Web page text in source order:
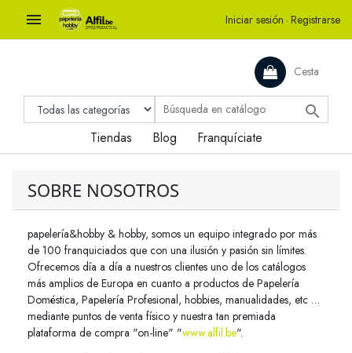
 Iniciar sesión · Registrarse
Cesta

Tiendas Blog Franquíciate
SOBRE NOSOTROS
papelería&hobby & hobby, somos un equipo integrado por más
de 100 franquiciados que con una ilusión y pasión sin límites.
Ofrecemos día a día a nuestros clientes uno de los catálogos
más amplios de Europa en cuanto a productos de Papelería
Doméstica, Papelería Profesional, hobbies, manualidades, etc …
mediante puntos de venta físico y nuestra tan premiada
plataforma de compra "on-line" "www.alfil.be".